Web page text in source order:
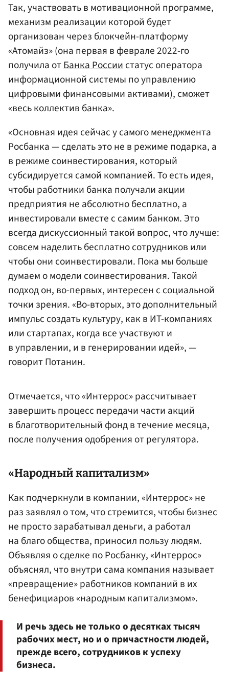
Так, участвовать в мотивационной программе,
механизм реализации которой будет
организован через блокчейн-платформу
«Атомайз» (она первая в феврале 2022-го
получила отБанка Россиистатус оператора
информационной системы по управлению
цифровыми финансовыми активами), сможет
«весь коллектив банка».
«Основная идея сейчас у самого менеджмента
Росбанка — сделать это не в режиме подарка, а
в режиме соинвестирования, который
субсидируется самой компанией. То есть идея,
чтобы работники банка получали акции
предприятия не абсолютно бесплатно, а
инвестировали вместе с самим банком. Это
всегда дискуссионный такой вопрос, что лучше:
совсем наделить бесплатно сотрудников или
чтобы они соинвестировали. Пока мы больше
думаем о модели соинвестирования. Такой
подход он, во-первых, интересен с социальной
точки зрения. «Во-вторых, это дополнительный
импульс создать культуру, как в ИT-компаниях
или стартапах, когда все участвуют и
в управлении, и в генерировании идей», —
говорит Потанин.
Отмечается, что «Интеррос» рассчитывает
завершить процесс передачи части акций
в благотворительный фонд в течение месяца,
после получения одобрения от регулятора.
«Народный капитализм»
Как подчеркнули в компании, «Интеррос» не
раз заявлял о том, что стремится, чтобы бизнес
не просто зарабатывал деньги, а работал
на благо общества, приносил пользу людям.
Объявляя о сделке по Росбанку, «Интеррос»
объяснял, что внутри сама компания называет
«превращение» работников компаний в их
бенефициаров «народным капитализмом».
И речь здесь не только о десятках тысяч
рабочих мест, но и о причастности людей,
прежде всего, сотрудников к успеху
бизнеса.